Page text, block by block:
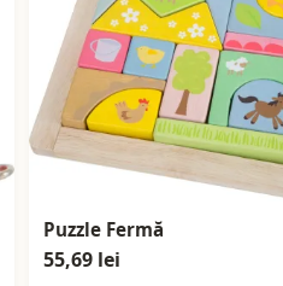
Puzzle Fermă
55,69 lei